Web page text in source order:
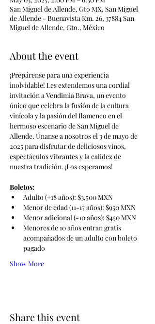
San Miguel de Allende, Gto MX, San Miguel
de Allende - Buenavista Km. 26, 37884 San
Miguel de Allende, Gto., México
About the event
¡Prepárense para una experiencia
inolvidable! Les extendemos una cordial
invitación a Vendimia Brava, un evento
único que celebra la fusión de la cultura
vinícola y la pasión del flamenco en el
hermoso escenario de San Miguel de
Allende. Únanse a nosotros el 3 de mayo de
2025 para disfrutar de deliciosos vinos,
espectáculos vibrantes y la calidez de
nuestra tradición. ¡Los esperamos!
Boletos:
Adulto (+18 años): $3,500 MXN
Menor de edad (11-17 años): $950 MXN
Menor adicional (-10 años): $450 MXN
Menores de 10 años entran gratis
acompañados de un adulto con boleto
pagado
Show More
Share this event